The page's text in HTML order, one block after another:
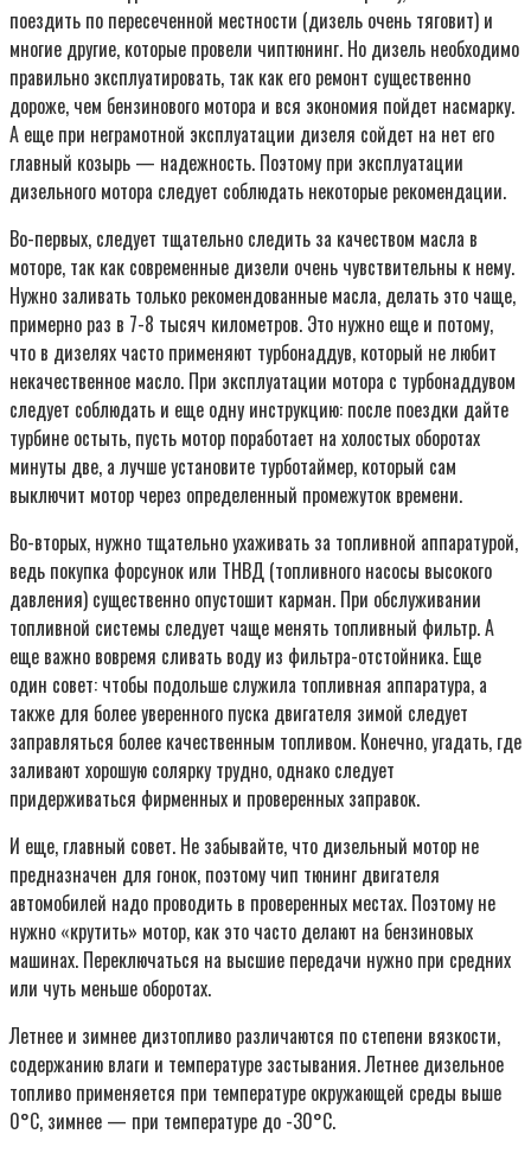
поездить по пересеченной местности (дизель очень тяговит) и
многие другие, которые провели чиптюнинг. Но дизель необходимо
правильно эксплуатировать, так как его ремонт существенно
дороже, чем бензинового мотора и вся экономия пойдет насмарку.
А еще при неграмотной эксплуатации дизеля сойдет на нет его
главный козырь — надежность. Поэтому при эксплуатации
дизельного мотора следует соблюдать некоторые рекомендации.
Во-первых, следует тщательно следить за качеством масла в
моторе, так как современные дизели очень чувствительны к нему.
Нужно заливать только рекомендованные масла, делать это чаще,
примерно раз в 7-8 тысяч километров. Это нужно еще и потому,
что в дизелях часто применяют турбонаддув, который не любит
некачественное масло. При эксплуатации мотора с турбонаддувом
следует соблюдать и еще одну инструкцию: после поездки дайте
турбине остыть, пусть мотор поработает на холостых оборотах
минуты две, а лучше установите турботаймер, который сам
выключит мотор через определенный промежуток времени.
Во-вторых, нужно тщательно ухаживать за топливной аппаратурой,
ведь покупка форсунок или ТНВД (топливного насосы высокого
давления) существенно опустошит карман. При обслуживании
топливной системы следует чаще менять топливный фильтр. А
еще важно вовремя сливать воду из фильтра-отстойника. Еще
один совет: чтобы подольше служила топливная аппаратура, а
также для более уверенного пуска двигателя зимой следует
заправляться более качественным топливом. Конечно, угадать, где
заливают хорошую солярку трудно, однако следует
придерживаться фирменных и проверенных заправок.
И еще, главный совет. Не забывайте, что дизельный мотор не
предназначен для гонок, поэтому чип тюнинг двигателя
автомобилей надо проводить в проверенных местах. Поэтому не
нужно «крутить» мотор, как это часто делают на бензиновых
машинах. Переключаться на высшие передачи нужно при средних
или чуть меньше оборотах.
Летнее и зимнее дизтопливо различаются по степени вязкости,
содержанию влаги и температуре застывания. Летнее дизельное
топливо применяется при температуре окружающей среды выше
0°С, зимнее — при температуре до -30°С.